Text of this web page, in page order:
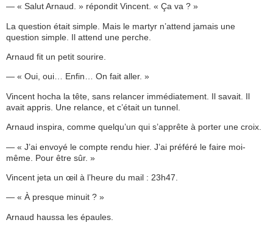
— « Salut Arnaud. » répondit Vincent. « Ça va ? »
La question était simple. Mais le martyr n’attend jamais une
question simple. Il attend une perche.
Arnaud fit un petit sourire.
— « Oui, oui… Enfin… On fait aller. »
Vincent hocha la tête, sans relancer immédiatement. Il savait. Il
avait appris. Une relance, et c’était un tunnel.
Arnaud inspira, comme quelqu’un qui s’apprête à porter une croix.
— « J’ai envoyé le compte rendu hier. J’ai préféré le faire moi-
même. Pour être sûr. »
Vincent jeta un œil à l’heure du mail : 23h47.
— « À presque minuit ? »
Arnaud haussa les épaules.